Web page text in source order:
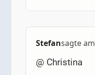
Stefansagte am
@ Christina